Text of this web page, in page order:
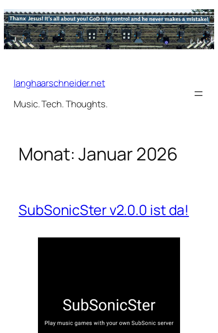
Zum
Inhalt
springen
langhaarschneider.net
Music. Tech. Thoughts.
Monat:Januar 2026
SubSonicSter v2.0.0 ist da!